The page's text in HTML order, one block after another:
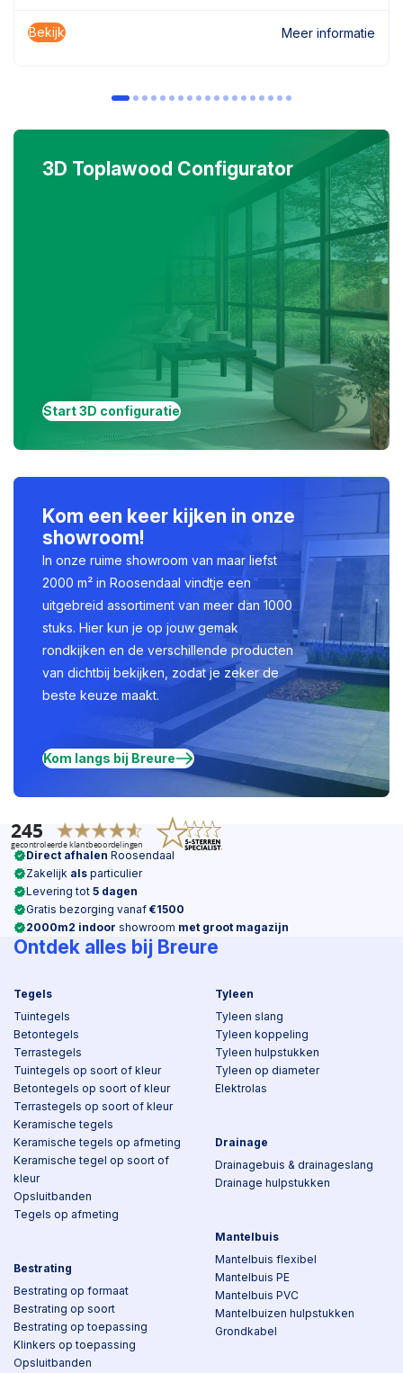
Bekijk Meer informatie
3D Toplawood Configurator
Start 3D configuratie
Kom een keer kijken in onze
showroom!
In onze ruime showroom van maar liefst
2000 m² in Roosendaal vindtje een
uitgebreid assortiment van meer dan 1000
stuks. Hier kun je op jouw gemak
rondkijken en de verschillende producten
van dichtbij bekijken, zodat je zeker de
beste keuze maakt.
Kom langs bij Breure
Direct afhalen Roosendaal
Zakelijk als particulier
Levering tot 5 dagen
Gratis bezorging vanaf €1500
2000m2 indoor showroom met groot magazijn
Ontdek alles bij Breure
Tegels
Tuintegels
Betontegels
Terrastegels
Tuintegels op soort of kleur
Betontegels op soort of kleur
Terrastegels op soort of kleur
Keramische tegels
Keramische tegels op afmeting
Keramische tegel op soort of
kleur
Opsluitbanden
Tegels op afmeting
Bestrating
Bestrating op formaat
Bestrating op soort
Bestrating op toepassing
Klinkers op toepassing
Opsluitbanden
Tyleen
Tyleen slang
Tyleen koppeling
Tyleen hulpstukken
Tyleen op diameter
Elektrolas
Drainage
Drainagebuis & drainageslang
Drainage hulpstukken
Mantelbuis
Mantelbuis flexibel
Mantelbuis PE
Mantelbuis PVC
Mantelbuizen hulpstukken
Grondkabel